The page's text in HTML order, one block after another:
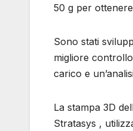
50 g per
Sono stati
migliore
carico e
La stampa 3D
Stratasys ,